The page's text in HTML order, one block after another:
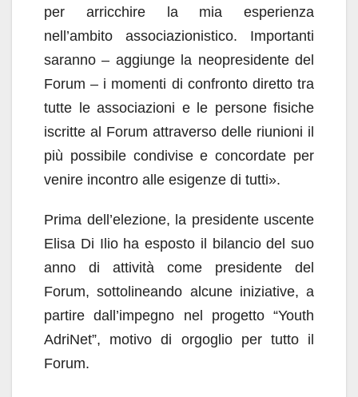
per arricchire la mia esperienza
nell’ambito associazionistico. Importanti
saranno – aggiunge la neopresidente del
Forum – i momenti di confronto diretto tra
tutte le associazioni e le persone fisiche
iscritte al Forum attraverso delle riunioni il
più possibile condivise e concordate per
venire incontro alle esigenze di tutti».
Prima dell’elezione, la presidente uscente
Elisa Di Ilio ha esposto il bilancio del suo
anno di attività come presidente del
Forum, sottolineando alcune iniziative, a
partire dall’impegno nel progetto “Youth
AdriNet”, motivo di orgoglio per tutto il
Forum.